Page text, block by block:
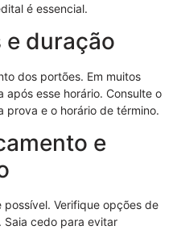
é essencial.
e duração
dos portões. Em muitos
após esse horário. Consulte o
prova e o horário de término.
e
Verifique opções de
Saia cedo para evitar